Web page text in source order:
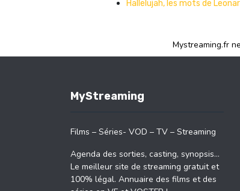
Hallelujah, les mots de
Mystreaming.fr
MyStreaming
Films – Séries- VOD – TV – Streaming
Agenda des sorties, casting, synopsis…
Le meilleur site de streaming gratuit et
100% légal. Annuaire des films et des